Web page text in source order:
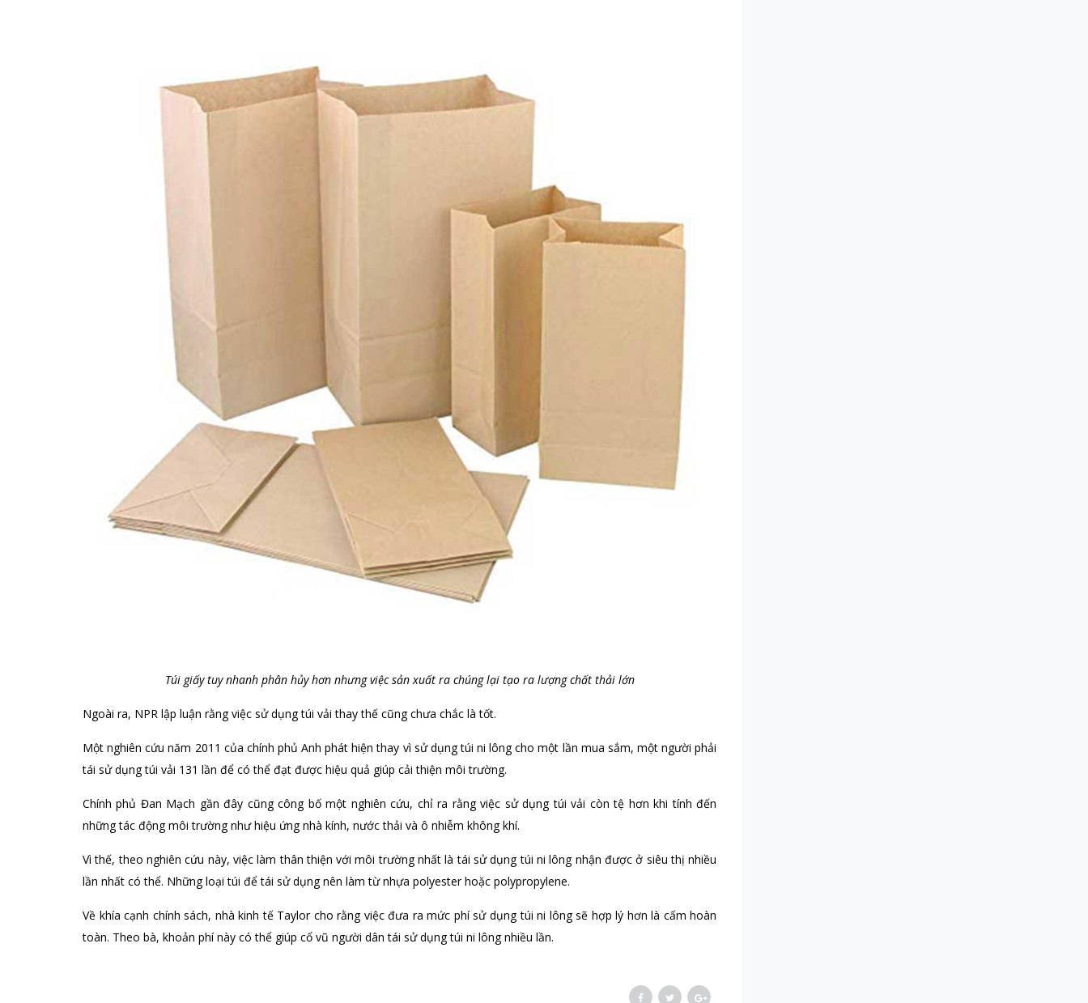
Túi giấy tuy nhanh phân hủy hơn nhưng việc sản xuất ra chúng lại tạo ra lượng chất thải lớn
Ngoài ra, NPR lập luận rằng việc sử dụng túi vải thay thế cũng chưa chắc là tốt.
Một nghiên cứu năm 2011 của chính phủ Anh phát hiện thay vì sử dụng túi ni lông cho một lần mua sắm, một người phải
tái sử dụng túi vải 131 lần để có thể đạt được hiệu quả giúp cải thiện môi trường.
Chính phủ Đan Mạch gần đây cũng công bố một nghiên cứu, chỉ ra rằng việc sử dụng túi vải còn tệ hơn khi tính đến
những tác động môi trường như hiệu ứng nhà kính, nước thải và ô nhiễm không khí.
Vì thế, theo nghiên cứu này, việc làm thân thiện với môi trường nhất là tái sử dụng túi ni lông nhận được ở siêu thị nhiều
lần nhất có thể. Những loại túi để tái sử dụng nên làm từ nhựa polyester hoặc polypropylene.
Về khía cạnh chính sách, nhà kinh tế Taylor cho rằng việc đưa ra mức phí sử dụng túi ni lông sẽ hợp lý hơn là cấm hoàn
toàn. Theo bà, khoản phí này có thể giúp cổ vũ người dân tái sử dụng túi ni lông nhiều lần.